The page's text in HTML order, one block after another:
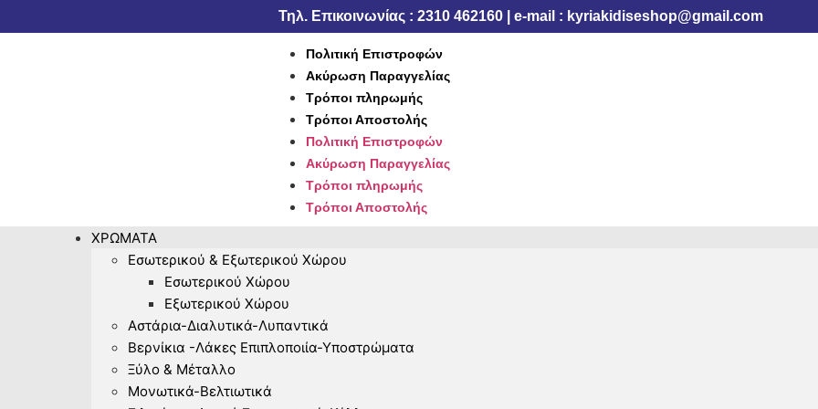
Τηλ. Επικοινωνίας : 2310 462160 | e-mail : kyriakidiseshop@gmail.com
Πολιτική Επιστροφών
Ακύρωση Παραγγελίας
Τρόποι πληρωμής
Τρόποι Αποστολής
Πολιτική Επιστροφών
Ακύρωση Παραγγελίας
Τρόποι πληρωμής
Τρόποι Αποστολής
ΧΡΏΜΑΤΑ
Εσωτερικού & Εξωτερικού Χώρου
Εσωτερικού Χώρου
Εξωτερικού Χώρου
Αστάρια-Διαλυτικά-Λυπαντικά
Βερνίκια -Λάκες Επιπλοποιία-Υποστρώματα
Ξύλο & Μέταλλο
Μονωτικά-Βελτιωτικά